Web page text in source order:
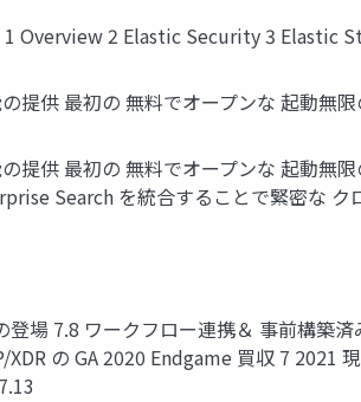
1 Overview 2 Elastic Security 3
提供 最初の 無料でオープンな 起動無限
提供 最初の 無料でオープンな 起動無
Search を統合することで緊密な
場 7.8 ワークフロー連携＆ 事前構築
の GA 2020 Endgame 買収 7